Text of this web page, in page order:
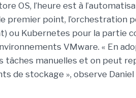
OS, l’heure est à
premier point, l’orchestration
ou Kubernetes pour la partie
VMware. « En
tâches manuelles et on peut
de stockage », observe